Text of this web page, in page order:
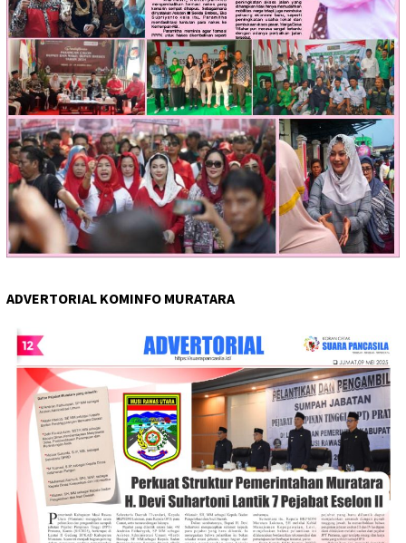
ADVERTORIAL KOMINFO MURATARA